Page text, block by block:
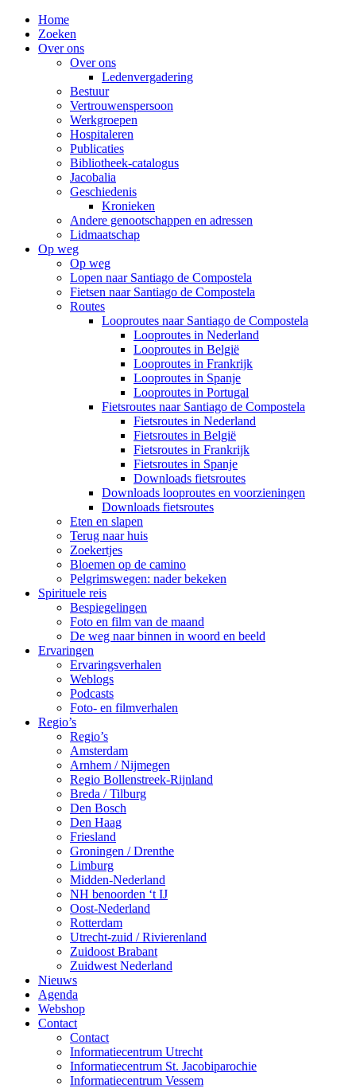
Home
Zoeken
Over ons
Over ons
Ledenvergadering
Bestuur
Vertrouwenspersoon
Werkgroepen
Hospitaleren
Publicaties
Bibliotheek-catalogus
Jacobalia
Geschiedenis
Kronieken
Andere genootschappen en adressen
Lidmaatschap
Op weg
Op weg
Lopen naar Santiago de Compostela
Fietsen naar Santiago de Compostela
Routes
Looproutes naar Santiago de Compostela
Looproutes in Nederland
Looproutes in België
Looproutes in Frankrijk
Looproutes in Spanje
Looproutes in Portugal
Fietsroutes naar Santiago de Compostela
Fietsroutes in Nederland
Fietsroutes in België
Fietsroutes in Frankrijk
Fietsroutes in Spanje
Downloads fietsroutes
Downloads looproutes en voorzieningen
Downloads fietsroutes
Eten en slapen
Terug naar huis
Zoekertjes
Bloemen op de camino
Pelgrimswegen: nader bekeken
Spirituele reis
Bespiegelingen
Foto en film van de maand
De weg naar binnen in woord en beeld
Ervaringen
Ervaringsverhalen
Weblogs
Podcasts
Foto- en filmverhalen
Regio’s
Regio’s
Amsterdam
Arnhem / Nijmegen
Regio Bollenstreek-Rijnland
Breda / Tilburg
Den Bosch
Den Haag
Friesland
Groningen / Drenthe
Limburg
Midden-Nederland
NH benoorden ‘t IJ
Oost-Nederland
Rotterdam
Utrecht-zuid / Rivierenland
Zuidoost Brabant
Zuidwest Nederland
Nieuws
Agenda
Webshop
Contact
Contact
Informatiecentrum Utrecht
Informatiecentrum St. Jacobiparochie
Informatiecentrum Vessem